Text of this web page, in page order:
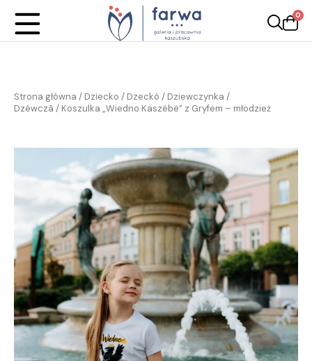
0
Strona główna / Dziecko / Dzeckò / Dziewczynka /
Dzéwczã / Koszulka „Wiedno Kaszëbë” z Gryfem – młodzież